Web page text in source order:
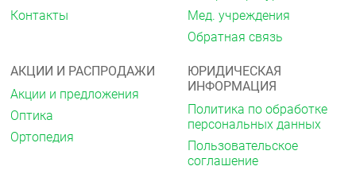
Контакты
Мед. учреждения
Обратная связь
АКЦИИ И РАСПРОДАЖИ
Акции и предложения
Оптика
Ортопедия
ЮРИДИЧЕСКАЯ
ИНФОРМАЦИЯ
Политика по обработке
персональных данных
Пользовательское
соглашение